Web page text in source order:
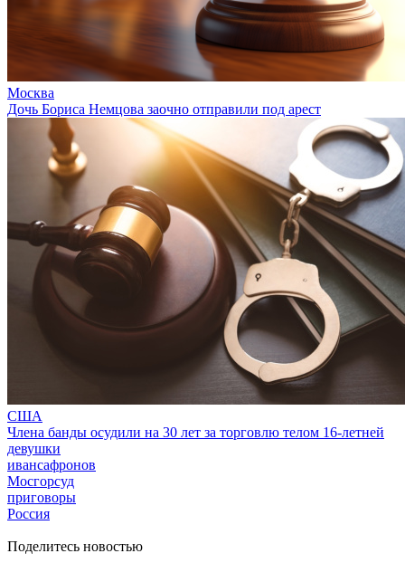
Москва
Дочь Бориса Немцова заочно отправили под арест
США
Члена банды осудили на 30 лет за торговлю телом 16-летней
девушки
ивансафронов
Мосгорсуд
приговоры
Россия
Поделитесь новостью